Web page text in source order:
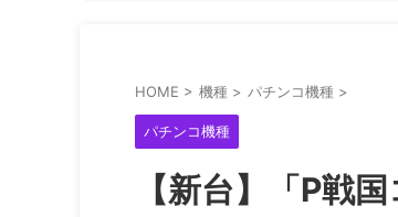
HOME > 機種 > パチンコ機種 >
パチンコ機種
【新台】「P戦